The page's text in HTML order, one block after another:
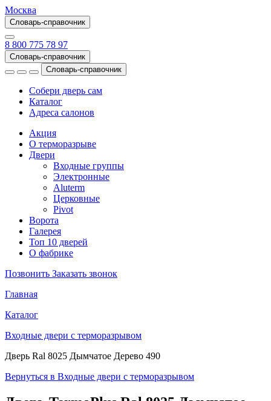
Москва
Словарь-справочник
8 800 775 78 97
Словарь-справочник
Словарь-справочник
Собери дверь сам
Каталог
Адреса салонов
Акция
О терморазрыве
Двери
Входные группы
Электронные
Aluterm
Церковные
Pivot
Ворота
Галерея
Топ 10 дверей
О фабрике
Позвонить Заказать звонок
Главная
Каталог
Входные двери с терморазрывом
Дверь Ral 8025 Дымчатое Дерево 490
Вернуться в Входные двери с терморазрывом